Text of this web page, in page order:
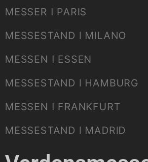
MESSER I PARIS
MESSESTAND I MILANO
MESSEN I ESSEN
MESSESTAND I HAMBURG
MESSEN I FRANKFURT
MESSESTAND I MADRID